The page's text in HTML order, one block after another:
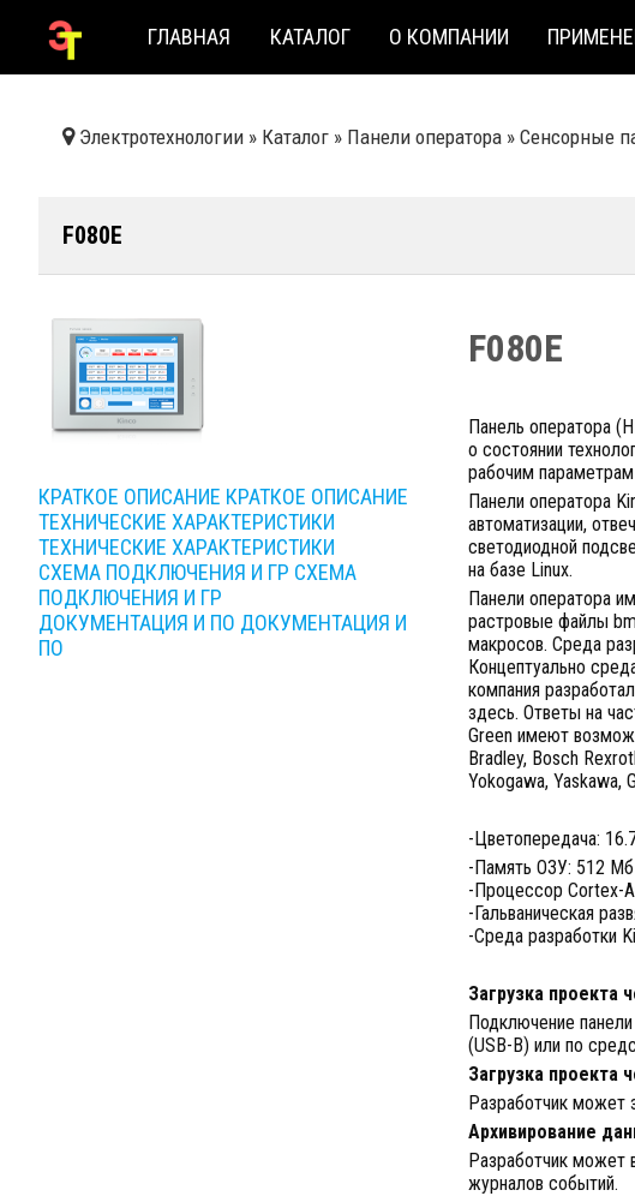
ГЛАВНАЯ КАТАЛОГ О КОМПАНИИ
Электротехнологии » Каталог » Панели оператора » Сенсорные
F080E
КРАТКОЕ ОПИСАНИЕ КРАТКОЕ ОПИСАНИЕ
ТЕХНИЧЕСКИЕ ХАРАКТЕРИСТИКИ
ТЕХНИЧЕСКИЕ ХАРАКТЕРИСТИКИ
СХЕМА ПОДКЛЮЧЕНИЯ И ГР СХЕМА
ПОДКЛЮЧЕНИЯ И ГР
ДОКУМЕНТАЦИЯ И ПО ДОКУМЕНТАЦИЯ И
ПО
F080E
Панель оператора
о состоянии
рабочим
Панели оператора
автоматизации,
светодиодной
на базе Linux.
Панели оператора
растровые файлы
макросов. Среда
Концептуально
компания
здесь. Ответы на
Green имеют
Bradley, Bosch
Yokogawa, Yaskawa,
-Цветопередача:
-Память ОЗУ: 512
-Процессор Cortex-
-Гальваническая
-Среда разработки
Загрузка проекта
Подключение
(USB-B) или по
Загрузка проекта
Разработчик может
Архивирование
Разработчик может
журналов событий.